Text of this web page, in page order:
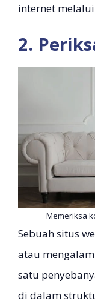
internet melalui
2.
Memeriksa
Sebuah situs
atau
satu
di dalam